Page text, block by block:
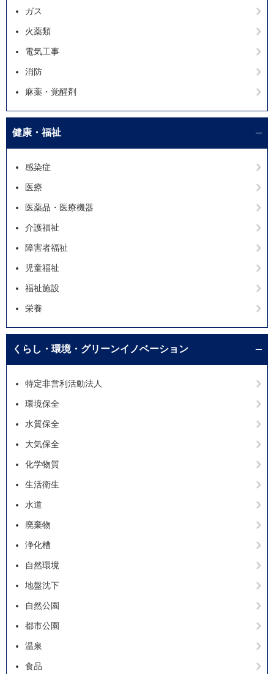
ガス
火薬類
電気工事
消防
麻薬・覚醒剤
健康・福祉
感染症
医療
医薬品・医療機器
介護福祉
障害者福祉
児童福祉
福祉施設
栄養
くらし・環境・グリーンイノベーション
特定非営利活動法人
環境保全
水質保全
大気保全
化学物質
生活衛生
水道
廃棄物
浄化槽
自然環境
地盤沈下
自然公園
都市公園
温泉
食品